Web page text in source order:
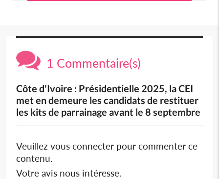
1 Commentaire(s)
Côte d'Ivoire : Présidentielle 2025, la CEI
met en demeure les candidats de restituer
les kits de parrainage avant le 8 septembre
Veuillez vous connecter pour commenter ce
contenu.
Votre avis nous intéresse.